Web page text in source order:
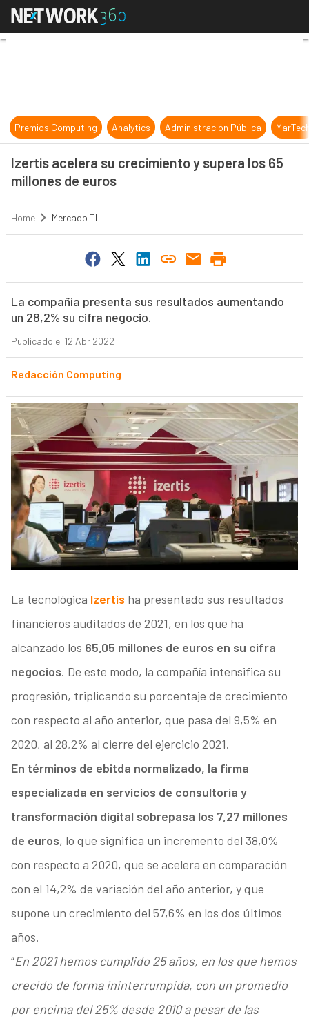
Izertis acelera su crecimiento y
Premios Computing Analytics Administración Pública
Izertis acelera su crecimiento y supera los 65
millones de euros
Home Mercado TI
La compañía presenta sus resultados aumentando
un 28,2% su cifra negocio.
Publicado el 12 Abr 2022
Redacción Computing
La tecnológica Izertis ha presentado sus resultados
financieros auditados de 2021, en los que ha
alcanzado los 65,05 millones de euros en su cifra
negocios. De este modo, la compañía intensifica su
progresión, triplicando su porcentaje de crecimiento
con respecto al año anterior, que pasa del 9,5% en
2020, al 28,2% al cierre del ejercicio 2021.
En términos de ebitda normalizado, la firma
especializada en servicios de consultoría y
transformación digital sobrepasa los 7,27 millones
de euros, lo que significa un incremento del 38,0%
con respecto a 2020, que se acelera en comparación
con el 14,2% de variación del año anterior, y que
supone un crecimiento del 57,6% en los dos últimos
años.
“En 2021 hemos cumplido 25 años, en los que hemos
crecido de forma ininterrumpida, con un promedio
por encima del 25% desde 2010 a pesar de las